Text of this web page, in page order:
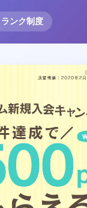
ランク制度